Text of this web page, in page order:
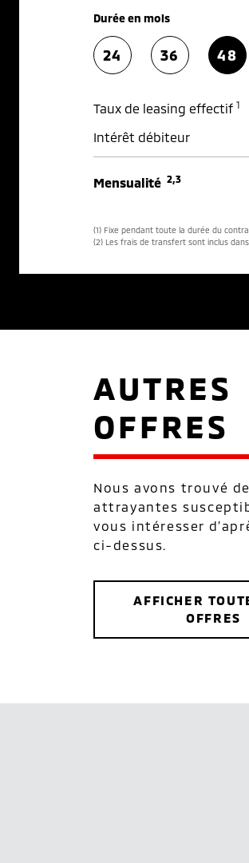
Durée en mois
24 36 48
Taux de leasing effectif 1
Intérêt débiteur
Mensualité 2,3
(1) Fixe pendant toute la durée du
(2) Les frais de transfert sont inclus
AUTRES
OFFRES
Nous avons trouvé
attrayantes
vous intéresser
ci-dessus.
AFFICHER
OFFRES